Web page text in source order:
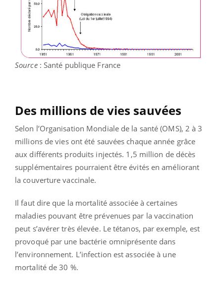
Source: Santé publique France
Des millions de vies sauvées
Selon l’Organisation Mondiale de la santé (OMS), 2 à 3
millions de vies ont été sauvées chaque année grâce
aux différents produits injectés. 1,5 million de décès
supplémentaires pourraient être évités en améliorant
la couverture vaccinale.
Il faut dire que la mortalité associée à certaines
maladies pouvant être prévenues par la vaccination
peut s’avérer très élevée. Le tétanos, par exemple, est
provoqué par une bactérie omniprésente dans
l’environnement. L’infection est associée à une
mortalité de 30 %.